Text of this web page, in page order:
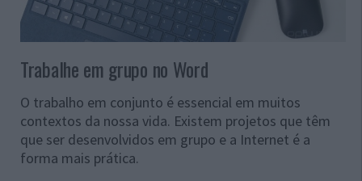
Trabalhe em grupo no Word
O trabalho em conjunto é essencial em muitos
contextos da nossa vida. Existem projetos que têm
que ser desenvolvidos em grupo e a Internet é a
forma mais prática.